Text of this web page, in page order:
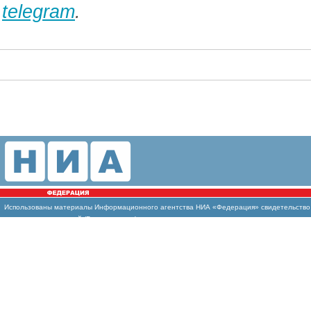
telegram.
Использованы материалы Информационного агентства НИА «Федерация»
массовых коммуникаций (Роскомнадзор)